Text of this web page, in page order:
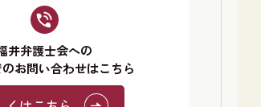
井弁護士会への
お問い合わせはこちら